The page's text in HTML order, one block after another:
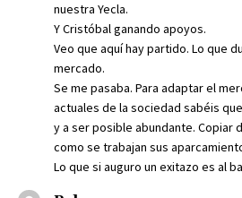
nuestra Yecla.
Y Cristóbal ganando apoyos.
Veo que aquí hay partido. Lo que
mercado.
Se me pasaba. Para adaptar el
actuales de la sociedad sabéis
y a ser posible abundante. Copiar
como se trabajan sus
Lo que si auguro un exitazo es al